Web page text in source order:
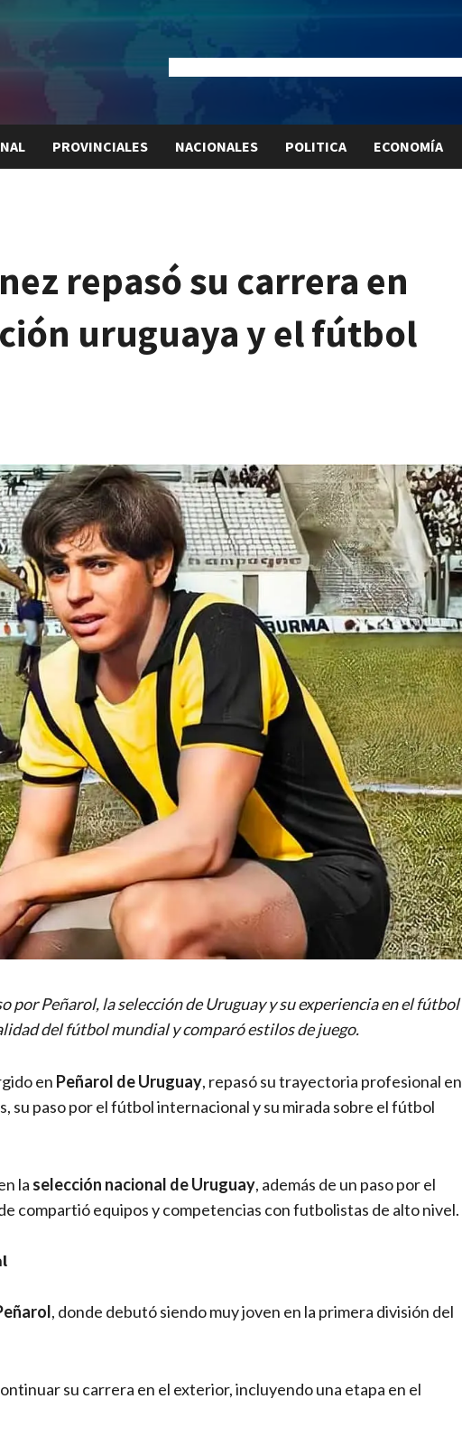
PROVINCIALES NACIONALES POLITICA ECONOMÍA
repasó su carrera en
uruguaya y el fútbol
por Peñarol, la selección de Uruguay y su experiencia en el fútbol
del fútbol mundial y comparó estilos de juego.
en Peñarol de Uruguay, repasó su trayectoria profesional en
su paso por el fútbol internacional y su mirada sobre el fútbol
la selección nacional de Uruguay, además de un paso por el
compartió equipos y competencias con futbolistas de alto nivel.
, donde debutó siendo muy joven en la primera división del
su carrera en el exterior, incluyendo una etapa en el